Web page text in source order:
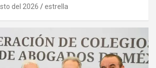
del 2026 estrella